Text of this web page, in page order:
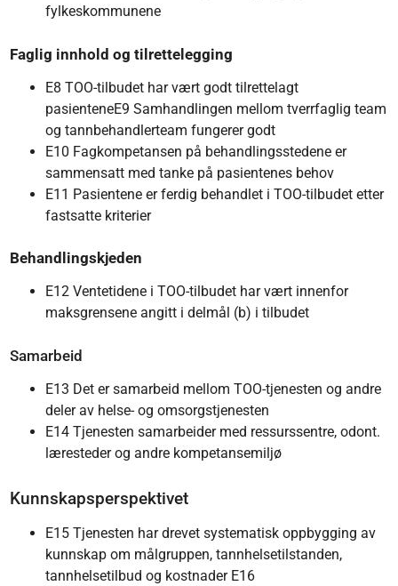
fylkeskommunene
Faglig innhold og tilrettelegging
E8 TOO-tilbudet har vært godt tilrettelagt
pasienteneE9 Samhandlingen mellom tverrfaglig team
og tannbehandlerteam fungerer godt
E10 Fagkompetansen på behandlingsstedene er
sammensatt med tanke på pasientenes behov
E11 Pasientene er ferdig behandlet i TOO-tilbudet etter
fastsatte kriterier
Behandlingskjeden
E12 Ventetidene i TOO-tilbudet har vært innenfor
maksgrensene angitt i delmål (b) i tilbudet
Samarbeid
E13 Det er samarbeid mellom TOO-tjenesten og andre
deler av helse- og omsorgstjenesten
E14 Tjenesten samarbeider med ressurssentre, odont.
læresteder og andre kompetansemiljø
Kunnskapsperspektivet
E15 Tjenesten har drevet systematisk oppbygging av
kunnskap om målgruppen, tannhelsetilstanden,
tannhelsetilbud og kostnader E16